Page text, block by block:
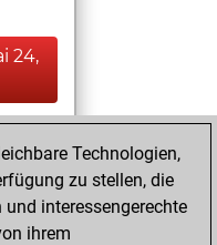
24,
7
Play
+6
Technologien,
zu stellen, die
interessengerechte
ihrem